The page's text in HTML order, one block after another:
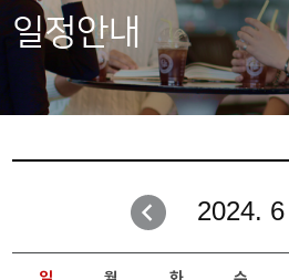
일정안내
2024. 6